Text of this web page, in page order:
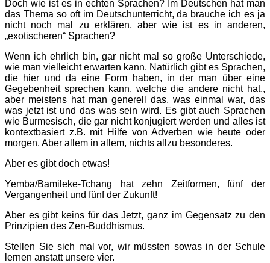
Doch wie ist es in echten Sprachen? Im Deutschen hat man
das Thema so oft im Deutschunterricht, da brauche ich es ja
nicht noch mal zu erklären, aber wie ist es in anderen,
„exotischeren“ Sprachen?
Wenn ich ehrlich bin, gar nicht mal so große Unterschiede,
wie man vielleicht erwarten kann. Natürlich gibt es Sprachen,
die hier und da eine Form haben, in der man über eine
Gegebenheit sprechen kann, welche die andere nicht hat,,
aber meistens hat man generell das, was einmal war, das
was jetzt ist und das was sein wird. Es gibt auch Sprachen
wie Burmesisch, die gar nicht konjugiert werden und alles ist
kontextbasiert z.B. mit Hilfe von Adverben wie heute oder
morgen. Aber allem in allem, nichts allzu besonderes.
Aber es gibt doch etwas!
Yemba/Bamileke-Tchang hat zehn Zeitformen, fünf der
Vergangenheit und fünf der Zukunft!
Aber es gibt keins für das Jetzt, ganz im Gegensatz zu den
Prinzipien des Zen-Buddhismus.
Stellen Sie sich mal vor, wir müssten sowas in der Schule
lernen anstatt unsere vier.